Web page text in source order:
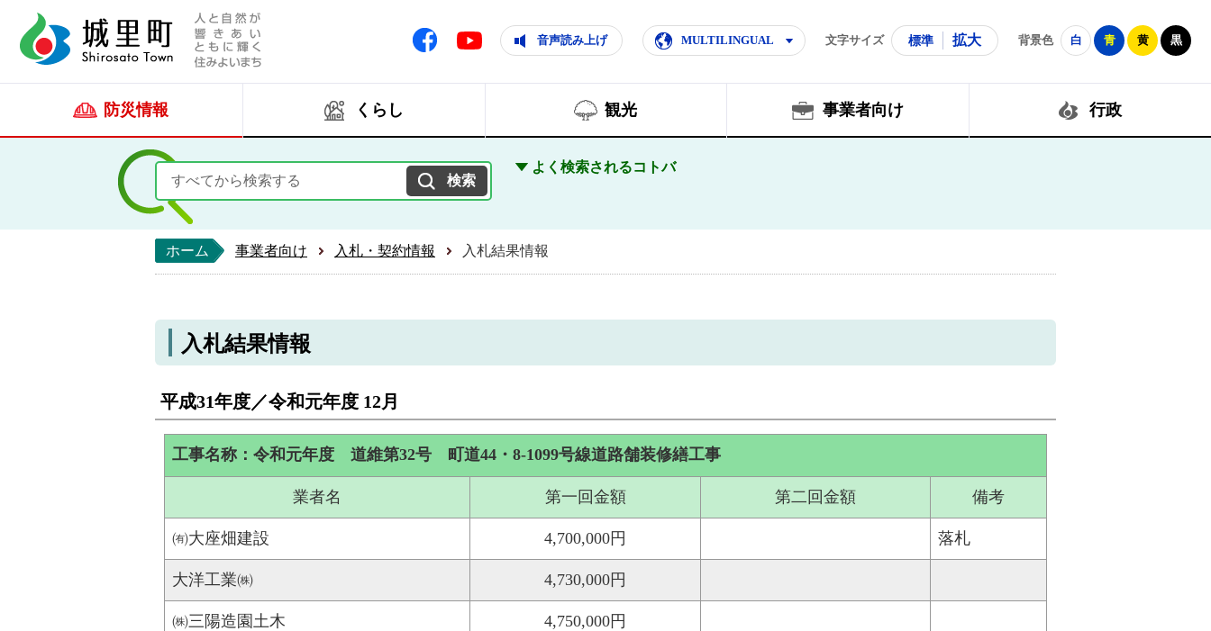
人と自然が響きあいともに輝く住みよいまち
Facebook Youtube 音声読み上げ MULTILINGUAL 文字サイズ 標準 拡大 背景色 白 青 黄 黒
防災情報 くらし 観光 事業者向け 行政
よく検索されるコトバ
ホーム 事業者向け 入札・契約情報 入札結果情報
入札結果情報
平成31年度／令和元年度 12月
工事名称：令和元年度 道維第32号 町道44・8-1099号線道路舗装修繕工事
業者名 第一回金額 第二回金額 備考
㈲大座畑建設 4,700,000円 落札
大洋工業㈱ 4,730,000円
㈱三陽造園土木 4,750,000円